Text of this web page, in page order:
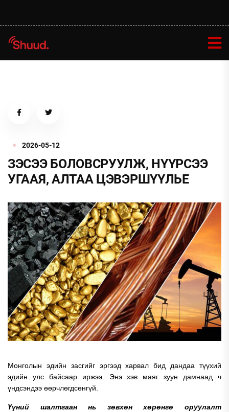
2026-05-12
ЗЭСЭЭ БОЛОВСРУУЛЖ, НҮҮРСЭЭ
УГААЯ, АЛТАА ЦЭВЭРШҮҮЛЬЕ
Монголын эдийн засгийг эргээд харвал бид дандаа түүхий
эдийн улс байсаар иржээ. Энэ хэв маяг зуун дамнаад ч
үндсэндээ өөрчлөгдсөнгүй.
Үүний шалтгаан нь зөвхөн хөрөнгө оруулалт